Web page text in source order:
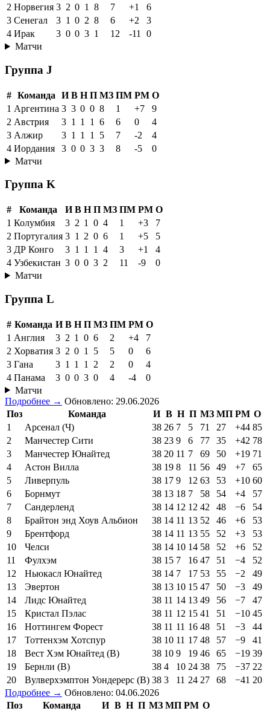
2 Норвегия 3 2 0 1 8 7 +1
6
3 Сенегал 3 1 0 2 8 6 +2
3
4 Ирак 3 0 0 3 1 12 -11
0
Матчи
Группа J
# Команда И В Н П МЗ ПМ РМ О
1 Аргентина 3 3 0 0 8 1 +7
9
2 Австрия 3 1 1 1 6 6 0
4
3 Алжир 3 1 1 1 5 7 -2
4
4 Иордания 3 0 0 3 3 8 -5
0
Матчи
Группа K
# Команда И В Н П МЗ ПМ РМ О
1 Колумбия 3 2 1 0 4 1 +3
7
2 Португалия 3 1 2 0 6 1 +5
5
3 ДР Конго 3 1 1 1 4 3 +1
4
4 Узбекистан 3 0 0 3 2 11 -9
0
Матчи
Группа L
# Команда И В Н П МЗ ПМ РМ О
1 Англия 3 2 1 0 6 2 +4
7
2 Хорватия 3 2 0 1 5 5 0
6
3 Гана 3 1 1 1 2 2 0
4
4 Панама 3 0 0 3 0 4 -4
0
Матчи
Подробнее → Обновлено: 29.06.2026
Поз
Команда И В Н П МЗ МП РМ О
1
Арсенал (Ч) 38 26 7 5 71 27 +44 85
2
Манчестер Сити 38 23 9 6 77 35 +42 78
3
Манчестер Юнайтед 38 20 11 7 69 50 +19 71
4
Астон Вилла 38 19 8 11 56 49 +7
65
5
Ливерпуль 38 17 9 12 63 53 +10 60
6
Борнмут 38 13 18 7 58 54 +4
57
7
Сандерленд 38 14 12 12 42 48 −6
54
8
Брайтон энд Хоув Альбион 38 14 11 13 52 46 +6
53
9
Брентфорд 38 14 11 13 55 52 +3
53
10
Челси 38 14 10 14 58 52 +6
52
11
Фулхэм 38 15 7 16 47 51 −4
52
12
Ньюкасл Юнайтед 38 14 7 17 53 55 −2
49
13
Эвертон 38 13 10 15 47 50 −3
49
14
Лидс Юнайтед 38 11 14 13 49 56 −7
47
15
Кристал Пэлас 38 11 12 15 41 51 −10 45
16
Ноттингем Форест 38 11 11 16 48 51 −3
44
17
Тоттенхэм Хотспур 38 10 11 17 48 57 −9
41
18
Вест Хэм Юнайтед (В) 38 10 9 19 46 65 −19 39
19
Бернли (В) 38 4 10 24 38 75 −37 22
20
Вулверхэмптон Уондерерс (В) 38 3 11 24 27 68 −41 20
Подробнее → Обновлено: 04.06.2026
Поз
Команда И В Н П МЗ МП РМ О